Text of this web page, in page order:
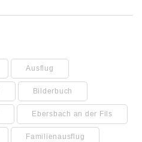
Ausflug
Bilderbuch
Ebersbach an der Fils
Familienausflug